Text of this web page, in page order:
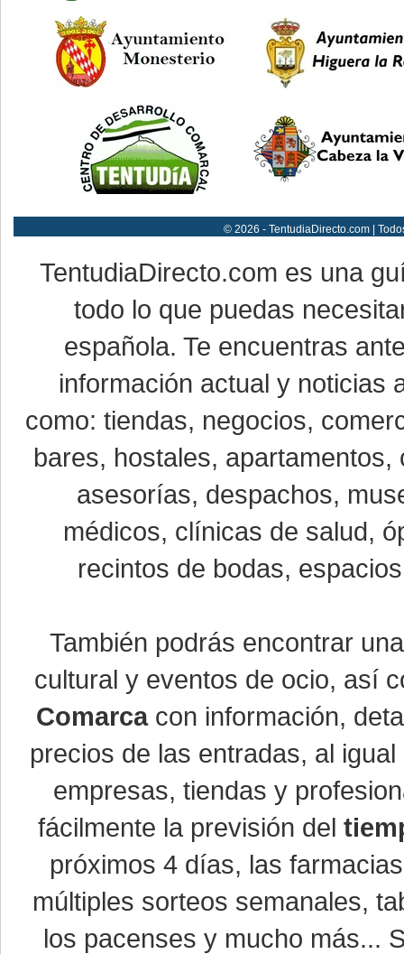
© 2026 - TentudiaDirecto.com |
TentudiaDirecto.com es una
todo lo que puedas
española. Te encuentras
información actual y noticias
como: tiendas, negocios,
bares, hostales,
asesorías, despachos,
médicos, clínicas de salud,
recintos de bodas,
También podrás encontrar
cultural y eventos de ocio, así
Comarcacon información,
precios de las entradas, al
empresas, tiendas y
fácilmente la previsión del
próximos 4 días, las
múltiples sorteos semanales,
los pacenses y mucho más...